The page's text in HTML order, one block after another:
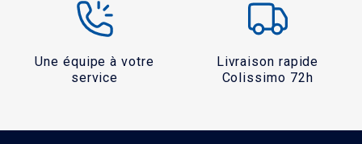
Une équipe à votre
service
Livraison rapide
Colissimo 72h